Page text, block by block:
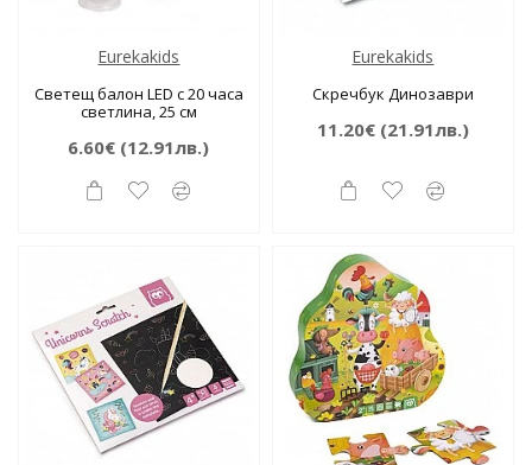
Eurekakids
Светещ балон LED с 20 часа
светлина, 25 см
6.60€ (12.91лв.)
Eurekakids
Скречбук Динозаври
11.20€(21.91лв.)